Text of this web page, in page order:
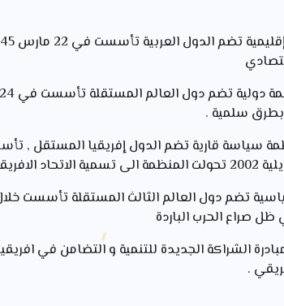
بطرق سلمية .
صراع الحرب الباردة
.